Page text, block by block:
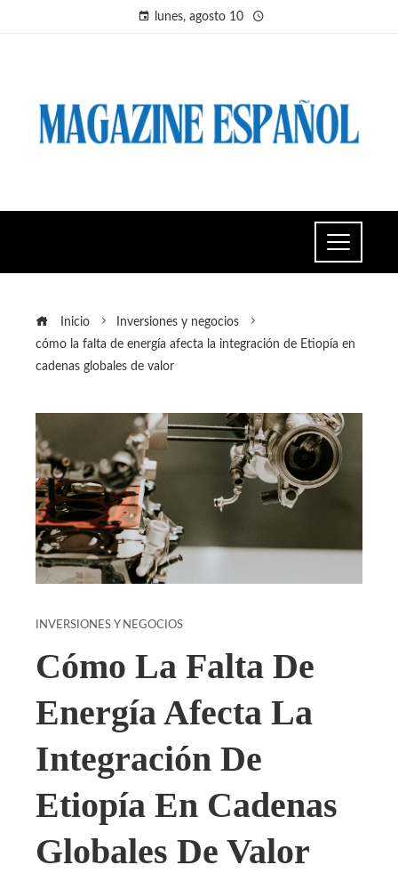
lunes, agosto 10
Inicio
Inversiones y negocios
cómo la falta de energía afecta la integración de Etiopía en
cadenas globales de valor
INVERSIONES Y NEGOCIOS
Cómo La Falta De
Energía Afecta La
Integración De
Etiopía En Cadenas
Globales De Valor